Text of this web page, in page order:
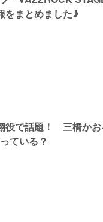
をまとめました♪
役で話題！ 三橋か
ている？